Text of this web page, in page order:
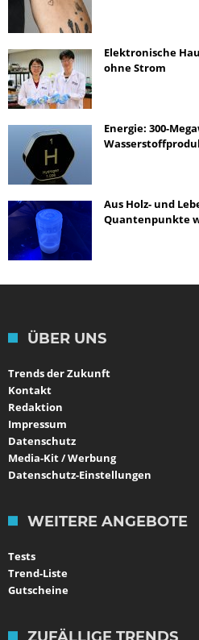
Elektronische
ohne Strom
Energie: 300-
Aus Holz- und
Quantenpunkte
ÜBER UNS
Trends der Zukunft
Kontakt
Redaktion
Impressum
Datenschutz
Media-Kit / Werbung
Datenschutz-Einstellungen
WEITERE ANGEBOTE
Tests
Trend-Liste
Gutscheine
ZUFÄLLIGE TRENDS